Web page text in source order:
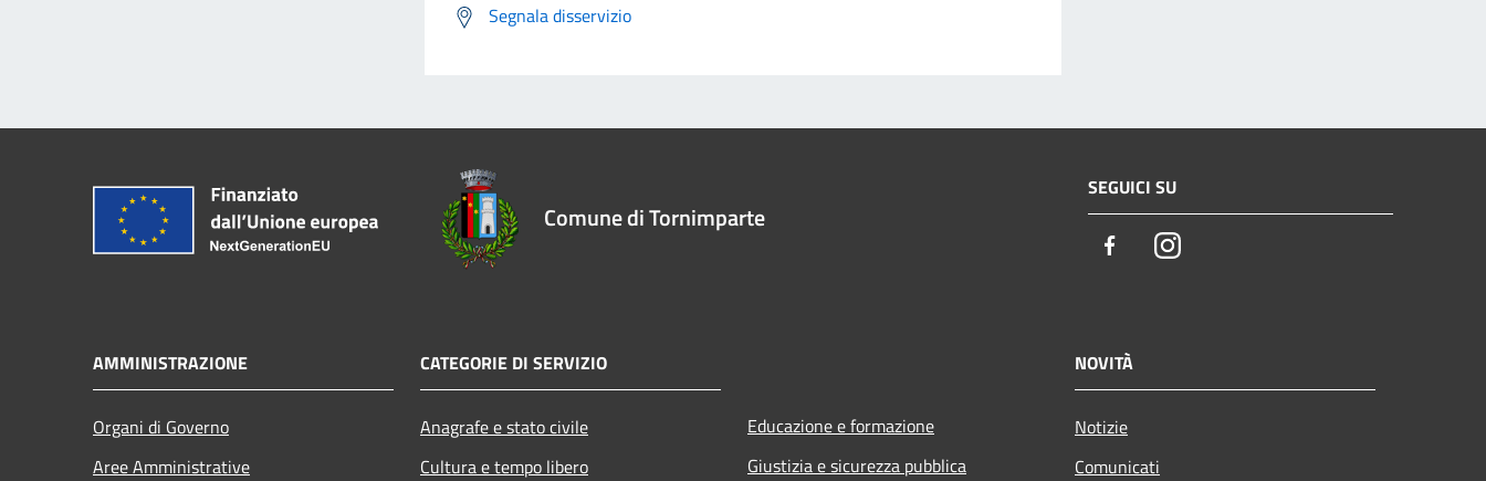
Segnala disservizio
Comune di Tornimparte
SEGUICI SU
FacebookInstagram
AMMINISTRAZIONE
Organi di Governo
Aree Amministrative
CATEGORIE DI SERVIZIO
Anagrafe e stato civile
Cultura e tempo libero
Educazione e formazione
Giustizia e sicurezza pubblica
NOVITÀ
Notizie
Comunicati